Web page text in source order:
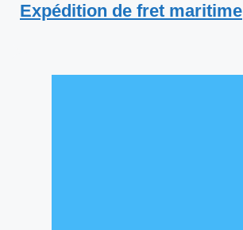
Expédition de fret maritime